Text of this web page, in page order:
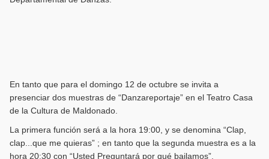
En tanto que para el domingo 12 de octubre se invita a
presenciar dos muestras de “Danzareportaje” en el Teatro Casa
de la Cultura de Maldonado.
La primera función será a la hora 19:00, y se denomina “Clap,
clap...que me quieras” ; en tanto que la segunda muestra es a la
hora 20:30 con “Usted Preguntará por qué bailamos”.